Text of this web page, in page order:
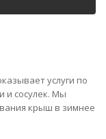
услуги по
и сосулек. Мы
крыш в зимнее